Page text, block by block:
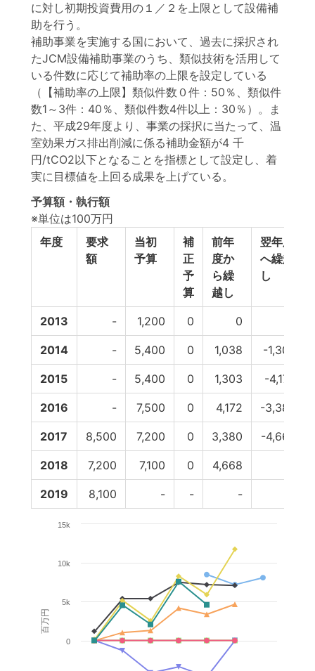
に対し初期投資費用の１／２を上限として設備補
助を行う。
補助事業を実施する国において、過去に採択され
たJCM設備補助事業のうち、類似技術を活用して
いる件数に応じて補助率の上限を設定している
（【補助率の上限】類似件数０件：50％、類似件
数1～3件：40％、類似件数4件以上：30％）。ま
た、平成29年度より、事業の採択に当たって、温
室効果ガス排出削減に係る補助金額が4 千
円/tCO2以下となることを指標として設定し、着
実に目標値を上回る成果を上げている。
予算額・執行額
※単位は100万円
年度
要求
額
当初
予算
補
正
予
算
前年
度か
ら繰
越し
翌年度
へ繰越
し
2013 - 1,200 0 0
2014 - 5,400 0 1,038 -1,303
2015 - 5,400 0 1,303 -4,172
2016 - 7,500 0 4,172 -3,380
2017 8,500 7,200 0 3,380 -4,668
2018 7,200 7,100 0 4,668
2019 8,100 - - -
百万円
0
5k
10k
15k